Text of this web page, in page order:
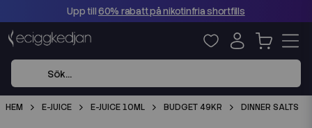
Upp till60% rabatt på nikotinfria shortfills
HEM E-JUICE E-JUICE 10ML BUDGET 49KR DINNER SALTS